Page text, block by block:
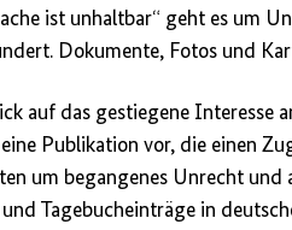
ist unhaltbar“ geht es um
Dokumente, Fotos und
auf das gestiegene Interesse
Publikation vor, die einen
um begangenes Unrecht und
und Tagebucheinträge in